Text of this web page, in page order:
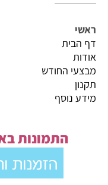
ראשי
דף הבית
אודות
מבצעי החודש
תקנון
מידע נוסף
התמונות